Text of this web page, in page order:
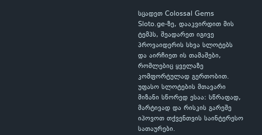
სცადეთ Colossal Gems
Sloto.ge-ზე, დააკვირდით მის
ტემპს, შეადარეთ იგივე
პროვაიდერის სხვა სლოტებს
და აირჩიეთ ის თამაშები,
რომლებიც ყველაზე
კომფორტულად გერთობით.
უფასო სლოტების მთავარი
მიზანი სწორედ ესაა: სწრაფად,
მარტივად და რისკის გარეშე
იპოვოთ თქვენთვის საინტერესო
სათაურები.